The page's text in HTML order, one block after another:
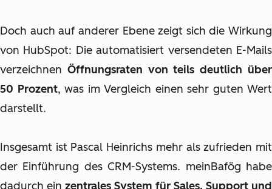
Doch auch auf anderer Ebene zeigt sich die Wirkung
von HubSpot: Die automatisiert versendeten E-Mails
verzeichnen Öffnungsraten von teils deutlich über
50 Prozent, was im Vergleich einen sehr guten Wert
darstellt.
Insgesamt ist Pascal Heinrichs mehr als zufrieden mit
der Einführung des CRM-Systems. meinBafög habe
dadurch ein zentrales System für Sales, Support und